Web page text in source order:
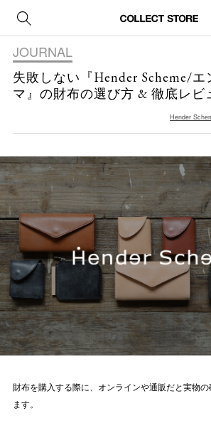
JOURNAL
失敗しない『Hender Scheme/エ
マ』の財布の選び方 & 徹底レビ
Hender
財布を購入する際に、オンラインや通販だと実物
ます。